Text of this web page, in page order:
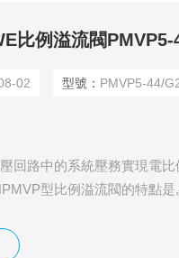
02 型號： PMVP5-44/
回路中的系統壓務實現電比
型比例溢流閥的特點
G24庫存。